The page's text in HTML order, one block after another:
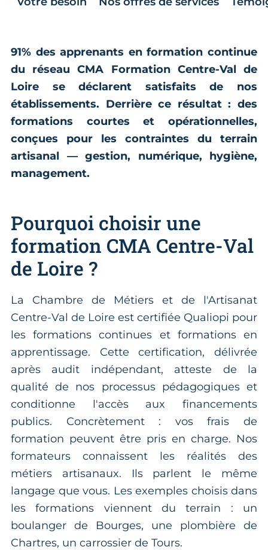
91% des apprenants en formation continue
du réseau CMA Formation Centre-Val de
Loire se déclarent satisfaits de nos
établissements. Derrière ce résultat : des
formations courtes et opérationnelles,
conçues pour les contraintes du terrain
artisanal — gestion, numérique, hygiène,
management.
Pourquoi choisir une
formation CMA Centre-Val
de Loire ?
La Chambre de Métiers et de l'Artisanat
Centre-Val de Loire est certifiée Qualiopi pour
les formations continues et formations en
apprentissage. Cette certification, délivrée
après audit indépendant, atteste de la
qualité de nos processus pédagogiques et
conditionne l'accès aux financements
publics. Concrètement : vos frais de
formation peuvent être pris en charge. Nos
formateurs connaissent les réalités des
métiers artisanaux. Ils parlent le même
langage que vous. Les exemples choisis dans
les formations viennent du terrain : un
boulanger de Bourges, une plombière de
Chartres, un carrossier de Tours.